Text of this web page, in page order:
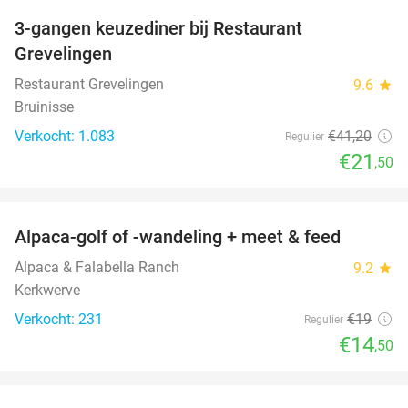
3-gangen keuzediner bij Restaurant
Grevelingen
Restaurant Grevelingen 9.6 star
Bruinisse
Verkocht: 1.083
Regulier €41,20
€21 ,50
Alpaca-golf of -wandeling + meet & feed
Alpaca & Falabella Ranch 9.2 star
Kerkwerve
Verkocht: 231
Regulier €19
€14,50